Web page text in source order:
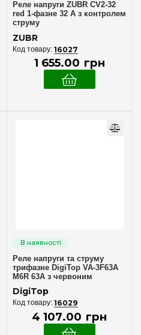
Реле напруги ZUBR CV2-32
red 1-фазне 32 А з контролем
струму
ZUBR
16027
1 655.00 грн
Реле напруги та струму
трифазне DigiTop VA-3F63A
M6R 63А з червоним
індикатором
DigiTop
16029
4 107.00 грн